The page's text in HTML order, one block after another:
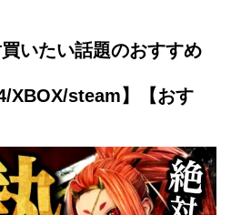
いたい話題のおすすめ
XBOX/steam】【おす